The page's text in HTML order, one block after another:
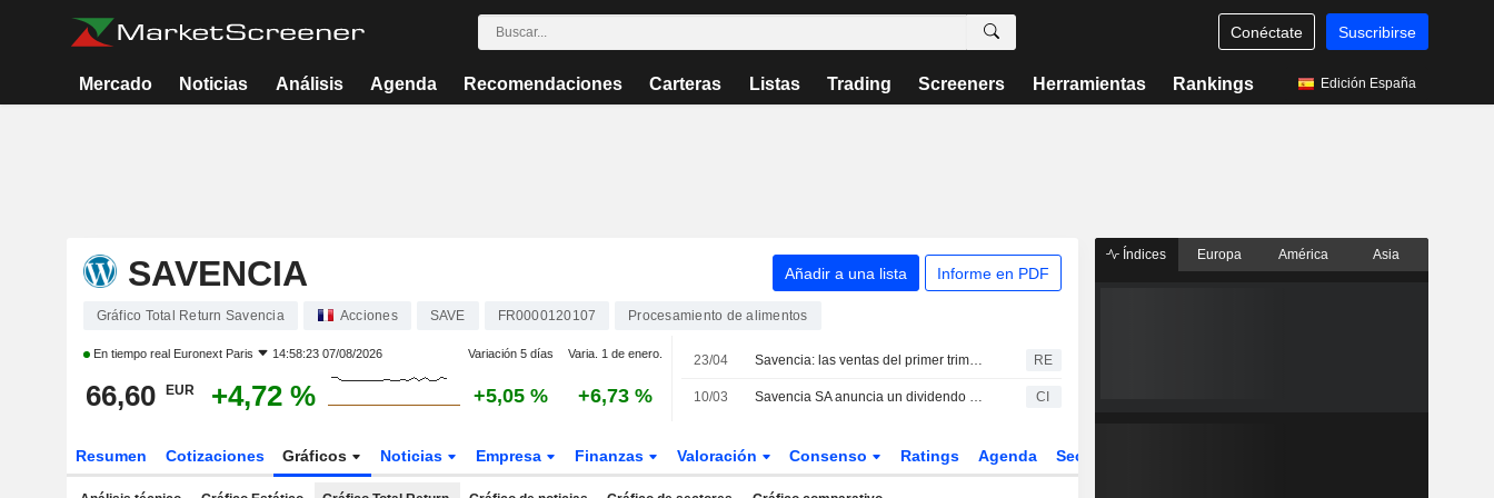
Conéctate Suscribirse
Mercado Noticias Análisis Agenda Recomendaciones Carteras Listas Trading Screeners Herramientas Rankings Edición España
SAVENCIA Añadir a una lista Informe en PDF
Gráfico Total Return Savencia Acciones SAVE FR0000120107 Procesamiento de alimentos
En tiempo real Euronext Paris 14:58:23 07/08/2026 Variación 5 días Varia. 1 de enero.
66,60 EUR +4,72 % +5,05 % +6,73 %
23/04 Savencia: las ventas del primer trimestre alcanzan los 1.629 millones de euros RE
10/03 Savencia SA anuncia un dividendo anual, pagadero el 20 de mayo de 2026 CI
Resumen Cotizaciones Gráficos Noticias Empresa Finanzas Valoración Consenso Ratings Agenda Sector
Índices Europa América Asia